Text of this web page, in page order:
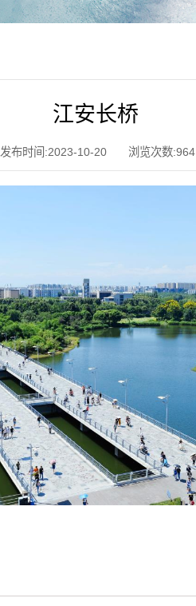
江安长桥
发布时间:2023-10-20 浏览次数:964